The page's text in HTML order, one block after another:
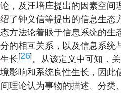
论，及汪培庄提出的因素空间
绍了钟义信等提出的信息生态
态方法论着眼于信息系统的生
分的相互关系，以及信息系统
生长[26]。从该定义中可知，
境影响和系统良性生长，因此
间理论认为事物的描述、分类